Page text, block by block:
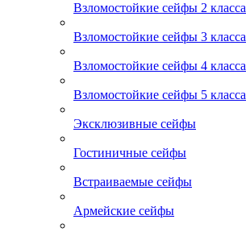
Взломостойкие сейфы 2 класса
Взломостойкие сейфы 3 класса
Взломостойкие сейфы 4 класса
Взломостойкие сейфы 5 класса
Эксклюзивные сейфы
Гостиничные сейфы
Встраиваемые сейфы
Армейские сейфы